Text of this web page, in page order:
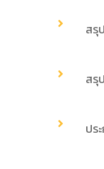
สรุ
สรุ
ปร